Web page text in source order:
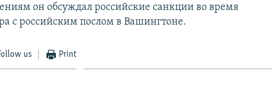
он обсуждал российские санкции во время
с российским послом в Вашингтоне.
us Print